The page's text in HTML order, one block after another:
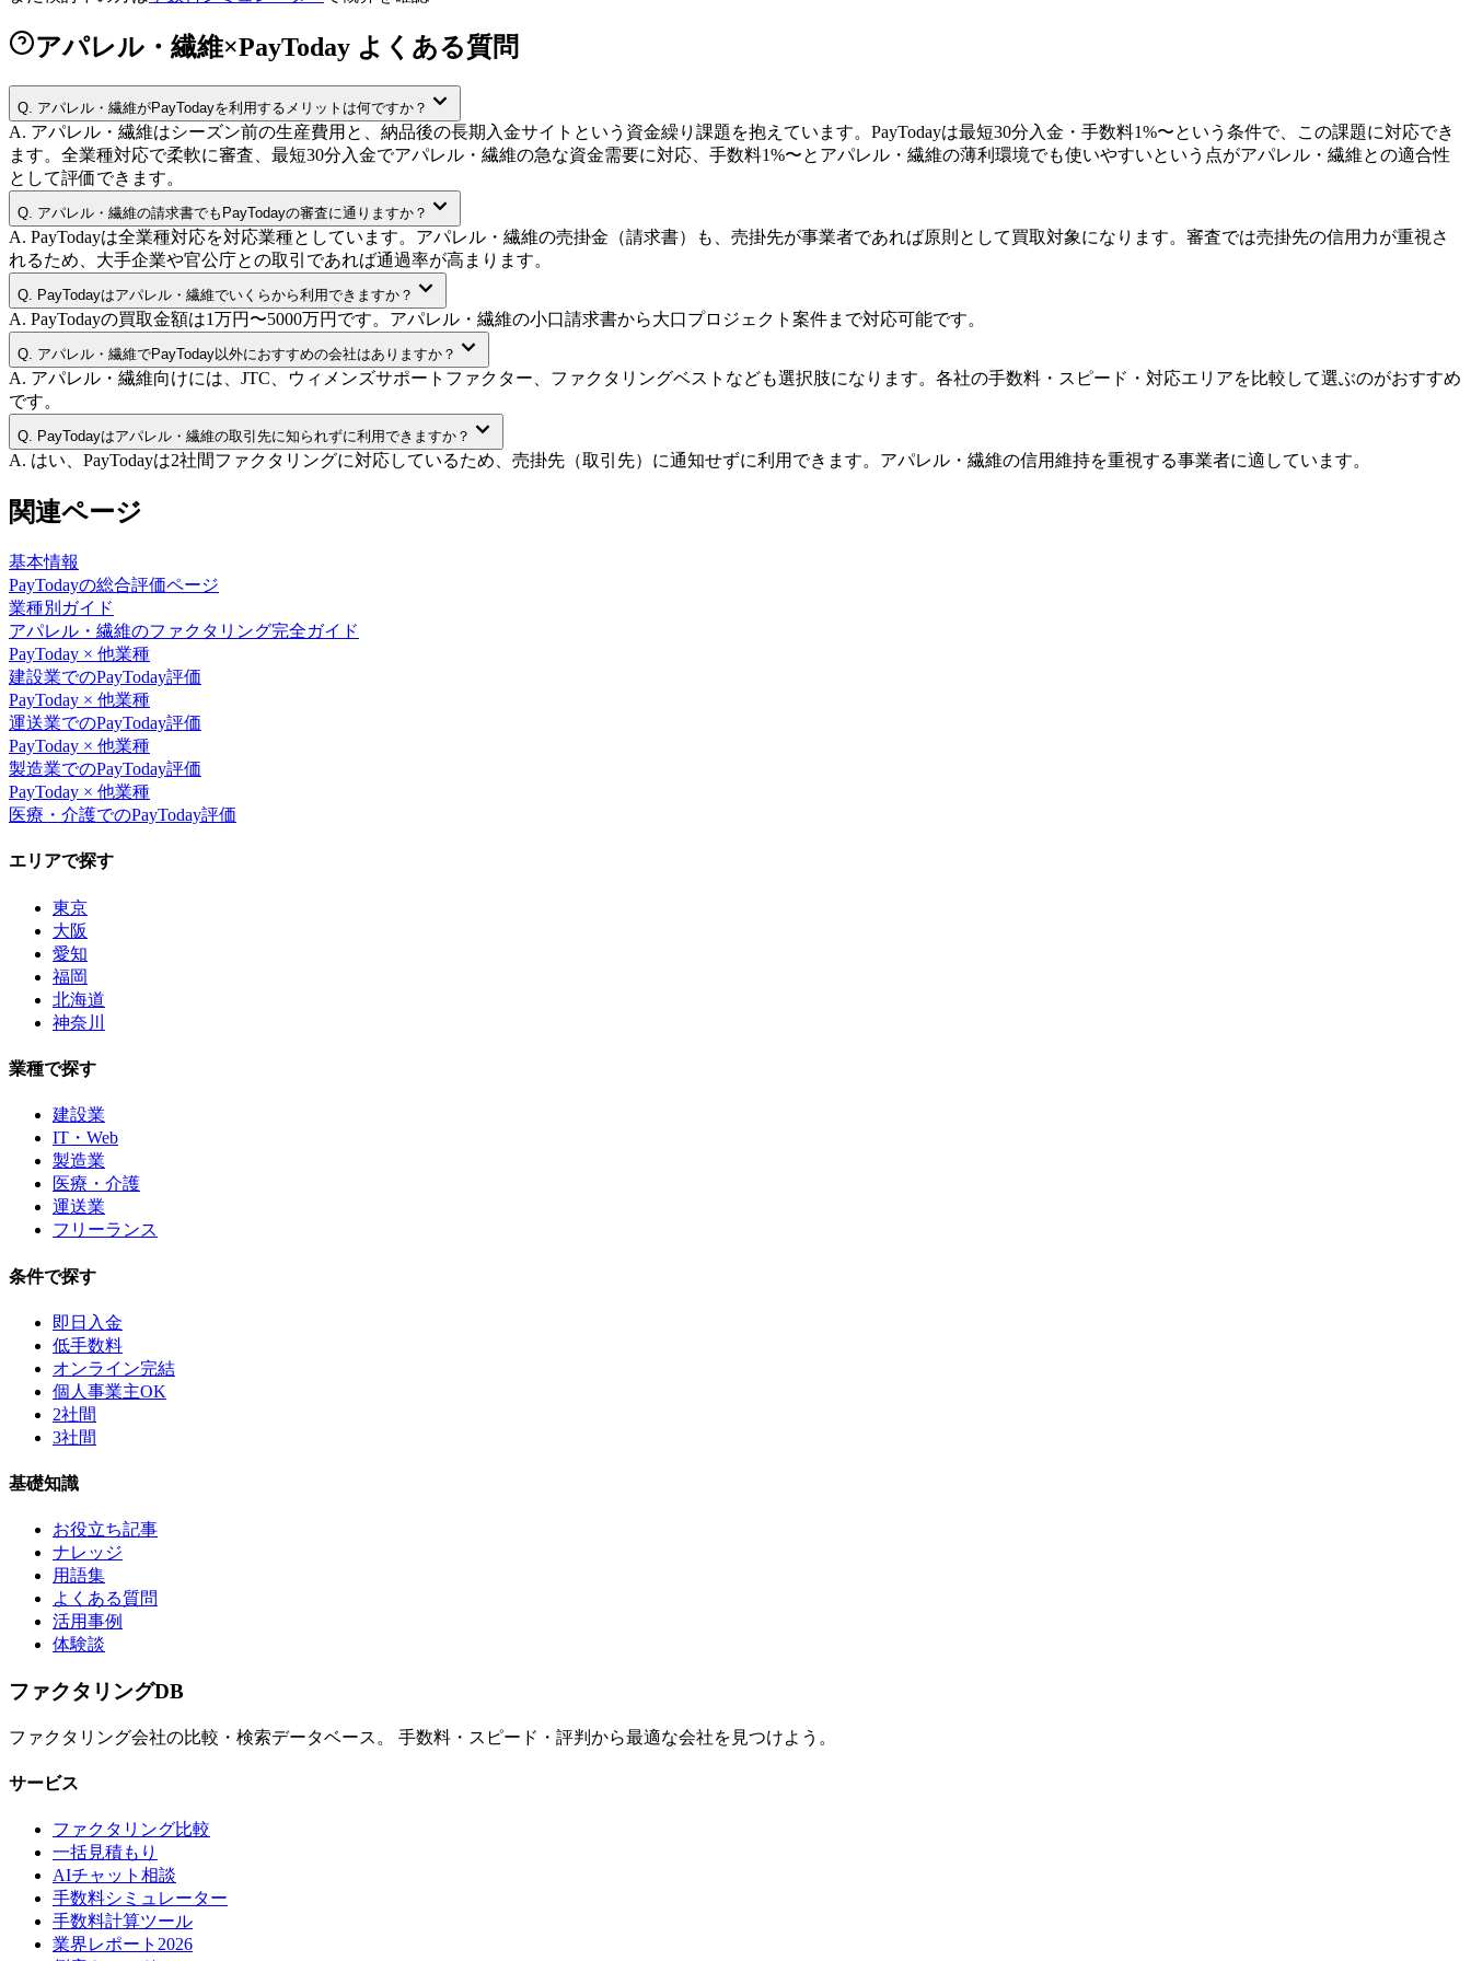
アパレル・繊維×PayToday よくある質問
Q. アパレル・繊維がPayTodayを利用するメリットは何ですか？
A. アパレル・繊維はシーズン前の生産費用と、納品後の長期入金サイトという資金繰り課題を抱えています。PayTodayは最短30分入金・手数料1%〜という条件で、この課題に対応でき
ます。全業種対応で柔軟に審査、最短30分入金でアパレル・繊維の急な資金需要に対応、手数料1%〜とアパレル・繊維の薄利環境でも使いやすいという点がアパレル・繊維との適合性
として評価できます。
Q. アパレル・繊維の請求書でもPayTodayの審査に通りますか？
A. PayTodayは全業種対応を対応業種としています。アパレル・繊維の売掛金（請求書）も、売掛先が事業者であれば原則として買取対象になります。審査では売掛先の信用力が重視さ
れるため、大手企業や官公庁との取引であれば通過率が高まります。
Q. PayTodayはアパレル・繊維でいくらから利用できますか？
A. PayTodayの買取金額は1万円〜5000万円です。アパレル・繊維の小口請求書から大口プロジェクト案件まで対応可能です。
Q. アパレル・繊維でPayToday以外におすすめの会社はありますか？
A. アパレル・繊維向けには、JTC、ウィメンズサポートファクター、ファクタリングベストなども選択肢になります。各社の手数料・スピード・対応エリアを比較して選ぶのがおすすめ
です。
Q. PayTodayはアパレル・繊維の取引先に知られずに利用できますか？
A. はい、PayTodayは2社間ファクタリングに対応しているため、売掛先（取引先）に通知せずに利用できます。アパレル・繊維の信用維持を重視する事業者に適しています。
関連ページ
基本情報
PayTodayの総合評価ページ
業種別ガイド
アパレル・繊維のファクタリング完全ガイド
PayToday × 他業種
建設業でのPayToday評価
PayToday × 他業種
運送業でのPayToday評価
PayToday × 他業種
製造業でのPayToday評価
PayToday × 他業種
医療・介護でのPayToday評価
エリアで探す
東京
大阪
愛知
福岡
北海道
神奈川
業種で探す
建設業
IT・Web
製造業
医療・介護
運送業
フリーランス
条件で探す
即日入金
低手数料
オンライン完結
個人事業主OK
2社間
3社間
基礎知識
お役立ち記事
ナレッジ
用語集
よくある質問
活用事例
体験談
ファクタリングDB
ファクタリング会社の比較・検索データベース。 手数料・スピード・評判から最適な会社を見つけよう。
サービス
ファクタリング比較
一括見積もり
AIチャット相談
手数料シミュレーター
手数料計算ツール
業界レポート2026